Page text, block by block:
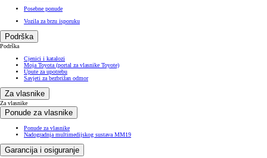
Posebne ponude
Vozila za brzu isporuku
Podrška
Podrška
Cjenici i katalozi
Moja Toyota (portal za vlasnike Toyote)
Upute za upotrebu
Savjeti za bezbrižan odmor
Za vlasnike
Za vlasnike
Ponude za vlasnike
Ponude za vlasnike
Nadogradnja multimedijskog sustava MM19
Garancija i osiguranje